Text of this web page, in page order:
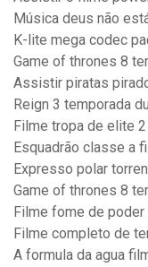
Música deus não
K-lite mega codec
Game of thrones 8
Assistir piratas
Reign 3 temporada
Filme tropa de elite
Esquadrão classe a
Expresso polar
Game of thrones 8
Filme fome de
Filme completo de
A formula da agua